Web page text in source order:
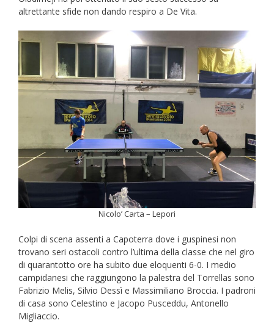
altrettante sfide non dando respiro a De Vita.
Nicolo’ Carta – Lepori
Colpi di scena assenti a Capoterra dove i guspinesi non
trovano seri ostacoli contro l’ultima della classe che nel giro
di quarantotto ore ha subito due eloquenti 6-0. I medio
campidanesi che raggiungono la palestra del Torrellas sono
Fabrizio Melis, Silvio Dessì e Massimiliano Broccia. I padroni
di casa sono Celestino e Jacopo Pusceddu, Antonello
Migliaccio.